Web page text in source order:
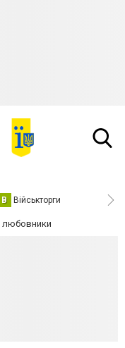
В Військторги